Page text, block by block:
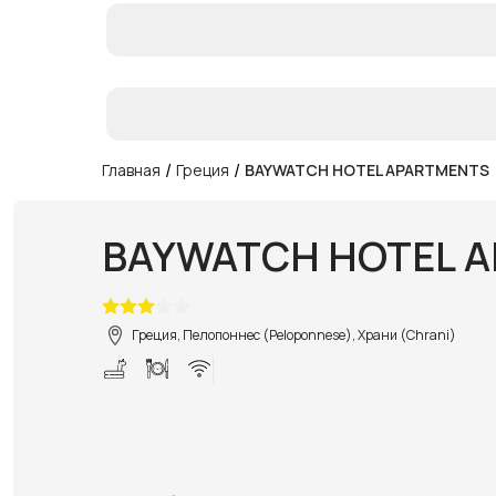
Главная / Греция / BAYWATCH HOTEL APARTMENTS
BAYWATCH HOTEL
Греция, Пелопоннес (Peloponnese), Храни (Chrani)